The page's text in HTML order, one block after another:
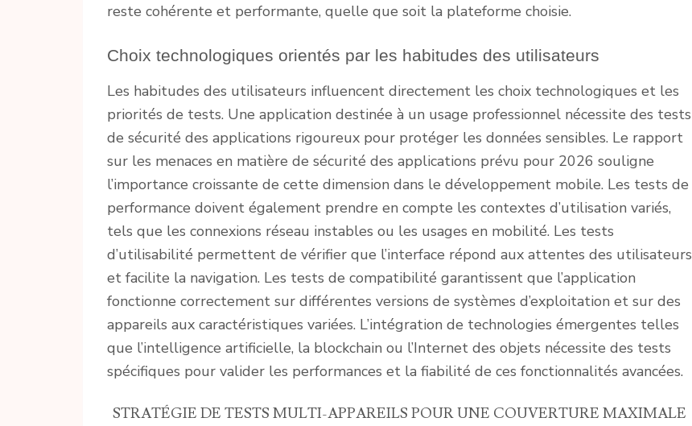
reste cohérente et performante, quelle que soit la plateforme choisie.
Choix technologiques orientés par les habitudes des utilisateurs
Les habitudes des utilisateurs influencent directement les choix technologiques et les
priorités de tests. Une application destinée à un usage professionnel nécessite des tests
de sécurité des applications rigoureux pour protéger les données sensibles. Le rapport
sur les menaces en matière de sécurité des applications prévu pour 2026 souligne
l’importance croissante de cette dimension dans le développement mobile. Les tests de
performance doivent également prendre en compte les contextes d’utilisation variés,
tels que les connexions réseau instables ou les usages en mobilité. Les tests
d’utilisabilité permettent de vérifier que l’interface répond aux attentes des utilisateurs
et facilite la navigation. Les tests de compatibilité garantissent que l’application
fonctionne correctement sur différentes versions de systèmes d’exploitation et sur des
appareils aux caractéristiques variées. L’intégration de technologies émergentes telles
que l’intelligence artificielle, la blockchain ou l’Internet des objets nécessite des tests
spécifiques pour valider les performances et la fiabilité de ces fonctionnalités avancées.
STRATÉGIE DE TESTS MULTI-APPAREILS POUR UNE COUVERTURE MAXIMALE